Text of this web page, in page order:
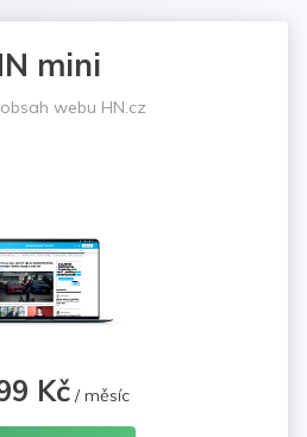
mini
webu HN.cz
Kč/ měsíc